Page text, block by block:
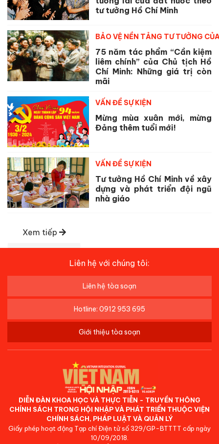
tư tưởng Hồ Chí Minh
BẢO VỆ NỀN TẢNG TƯ TƯỞNG
75 năm tác phẩm “Cần kiệm
liêm chính” của Chủ tịch Hồ
Chí Minh: Những giá trị còn
mãi
VẤN ĐỀ SỰ KIỆN
Mừng mùa xuân mới, mừng
Đảng thêm tuổi mới!
VẤN ĐỀ SỰ KIỆN
Tư tưởng Hồ Chí Minh về xây
dựng và phát triển đội ngũ
nhà giáo
Xem tiếp
Liên hệ với chúng tôi:
Liên hệ tòa soạn
Hotline: 0912 953 695
Giới thiệu tòa soạn
DIỄN ĐÀN KHOA HỌC VÀ THỰC TIỄN - TRUYỀN THÔNG
CHÍNH SÁCH TRONG HỘI NHẬP VÀ PHÁT TRIỂN THUỘC VIỆN
CHÍNH SÁCH, PHÁP LUẬT VÀ QUẢN LÝ
Giấy phép hoạt động Tạp chí Điện tử số 329/GP-BTTTT cấp ngày
10/09/2018.